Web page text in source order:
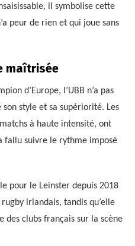
il symbolise cette
peur de rien et qui joue sans
maîtrisée
d’Europe, l’UBB n’a pas
style et sa supériorité. Les
à haute intensité, ont
fallu suivre le rythme imposé
pour le Leinster depuis 2018
irlandais, tandis qu’elle
des clubs français sur la scène